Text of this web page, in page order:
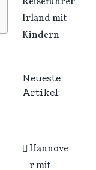
Neueste
Artikel:
Hannove
r mit